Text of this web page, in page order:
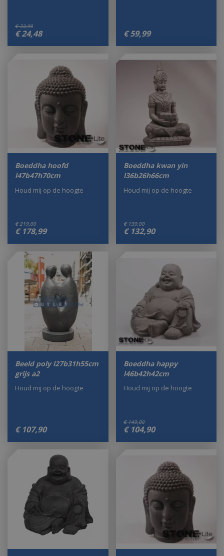
€ 33,99
€24,48 € 59,99
Boeddha hoofd
l47b47h70cm
€ 219,00
€ 178,99
Houd mij op de hoogte
Boeddha kwan yin
l36b26h66cm
€ 139,00
€ 132,90
Houd mij op de hoogte
Beeld poly l27b31h55cm
grijs a2
€ 107,90
Houd mij op de hoogte
Boeddha happy
l46b42h42cm
€ 149,00
€ 104,90
Houd mij op de hoogte